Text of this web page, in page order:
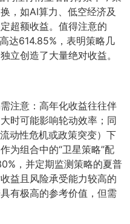
，如AI算力、低空经济及
超额收益。值得注意的
达614.85%，表明策略几
立创造了大量绝对收益。
注意：高年化收益往往伴
时可能影响轮动效率；同
动性危机或政策突变）下
为组合中的“卫星策略”配
，并定期监测策略的夏普
益且风险承受能力较高的
有极高的参考价值，但需